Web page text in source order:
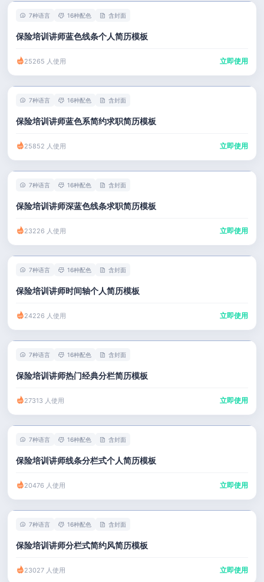
7种语言 16种配色 含封面
保险培训讲师蓝色线条个人简历模板
25265 人使用 立即使用
7种语言 16种配色 含封面
保险培训讲师蓝色系简约求职简历模板
25852 人使用 立即使用
7种语言 16种配色 含封面
保险培训讲师深蓝色线条求职简历模板
23226 人使用 立即使用
7种语言 16种配色 含封面
保险培训讲师时间轴个人简历模板
24226 人使用 立即使用
7种语言 16种配色 含封面
保险培训讲师热门经典分栏简历模板
27313 人使用 立即使用
7种语言 16种配色 含封面
保险培训讲师线条分栏式个人简历模板
20476 人使用 立即使用
7种语言 16种配色 含封面
保险培训讲师分栏式简约风简历模板
23027 人使用 立即使用